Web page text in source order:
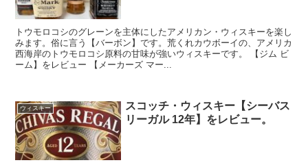
トウモロコシのグレーンを主体にしたアメリカン・ウィスキーを楽し
みます。俗に言う【バーボン】です。荒くれカウボーイの、アメリカ
西海岸のトウモロコシ原料の甘味が強いウィスキーです。 【ジム ビ
ーム】をレビュー 【メーカーズ マー...
ウィスキー
スコッチ・ウィスキー【シーバス
リーガル 12年】をレビュー。